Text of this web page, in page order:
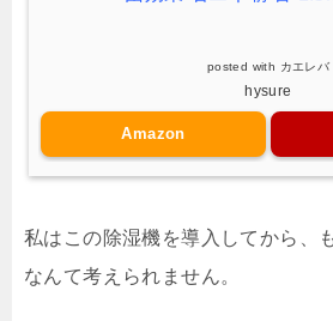
posted with カエレバ
hysure
Amazon
私はこの除湿機を導入してから、
なんて考えられません。